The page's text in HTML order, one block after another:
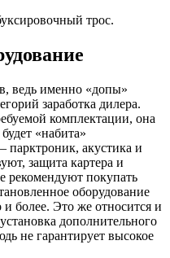
трос.
ведь именно «допы»
заработка дилера.
комплектации, она
«набита»
парктроник, акустика и
защита картера и
рекомендуют покупать
оборудование
более. Это же относится и
дополнительного
не гарантирует высокое